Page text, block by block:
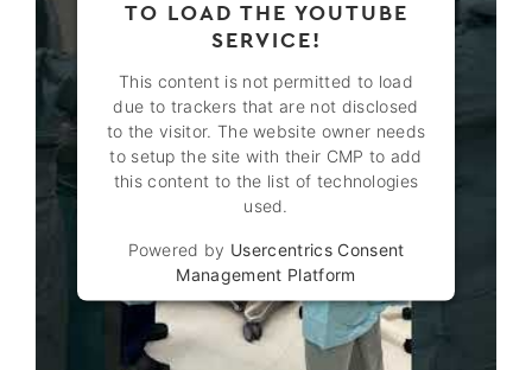
TO LOAD THE YOUTUBE
SERVICE!
This content is not permitted to load
due to trackers that are not disclosed
to the visitor. The website owner needs
to setup the site with their CMP to add
this content to the list of technologies
used.
Powered by Usercentrics Consent
Management Platform